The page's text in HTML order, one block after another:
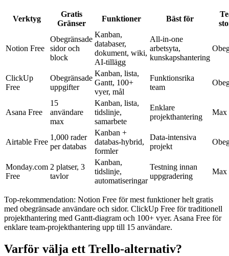
Verktyg
Gratis
Gränser
Funktioner Bäst för
Notion Free
Obegränsade
sidor och
block
Kanban,
databaser,
dokument, wiki,
AI-tillägg
All-in-one
arbetsyta,
kunskapshantering
ClickUp
Free
Obegränsade
uppgifter
Kanban, lista,
Gantt, 100+
vyer, mål
Funktionsrika
team
Asana Free
15
användare
max
Kanban, lista,
tidslinje,
samarbete
Enklare
projekthantering
Max
Airtable Free
1,000 rader
per databas
Kanban +
databas-hybrid,
formler
Data-intensiva
projekt
Monday.com
Free
2 platser, 3
tavlor
Kanban,
tidslinje,
automatiseringar
Testning innan
uppgradering
Max
Top-rekommendation: Notion Free för mest funktioner helt gratis
med obegränsade användare och sidor. ClickUp Free för traditionell
projekthantering med Gantt-diagram och 100+ vyer. Asana Free för
enklare team-projekthantering upp till 15 användare.
Varför välja ett Trello-alternativ?